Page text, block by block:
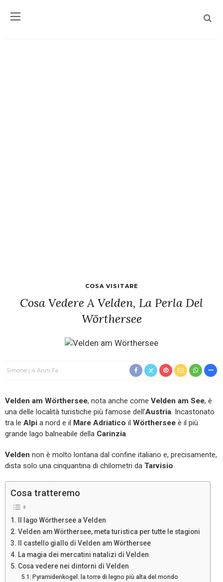
COSA VISITARE
Cosa Vedere A Velden, La Perla Del
Wörthersee
Simone 4 Anni Fa
Velden am Wörthersee, nota anche come Velden am See, è
una delle località turistiche più famose dell’Austria. Incastonato
tra le Alpi a nord e il Mare Adriatico il Wörthersee è il più
grande lago balneabile della Carinzia.
Velden non è molto lontana dal confine italiano e, precisamente,
dista solo una cinquantina di chilometri da Tarvisio.
Cosa tratteremo
Il lago Wörthersee a Velden
Velden am Wörthersee, meta turistica per tutte le stagioni
Il castello giallo di Velden am Wörthersee
La magia dei mercatini natalizi di Velden
Cosa vedere nei dintorni di Velden
Pyramidenkogel: la torre di legno più alta del mondo